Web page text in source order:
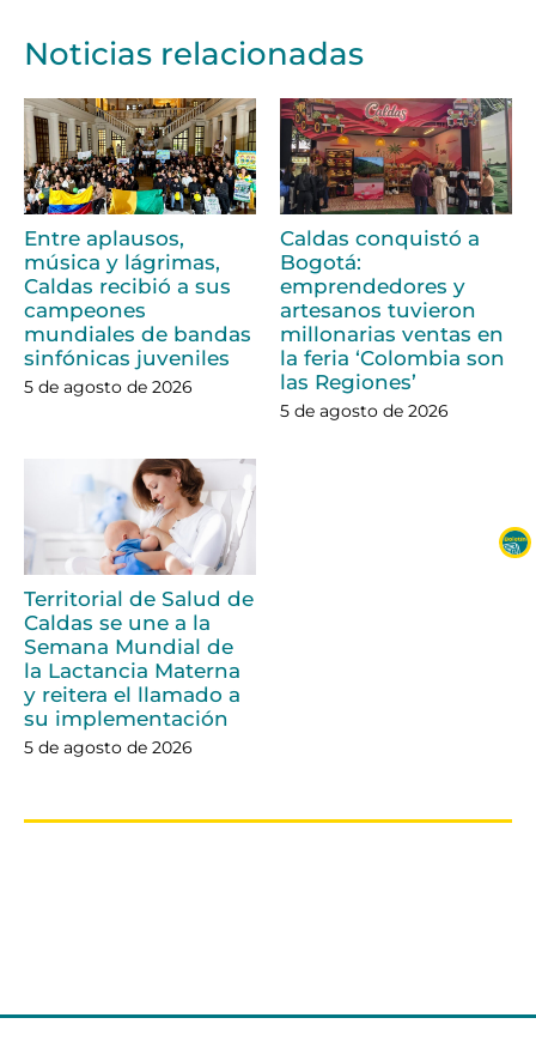
Noticias relacionadas
Entre aplausos,
música y lágrimas,
Caldas recibió a sus
campeones
mundiales de bandas
sinfónicas juveniles
5 de agosto de 2026
Caldas conquistó a
Bogotá:
emprendedores y
artesanos tuvieron
millonarias ventas en
la feria ‘Colombia son
las Regiones’
5 de agosto de 2026
Territorial de Salud de
Caldas se une a la
Semana Mundial de
la Lactancia Materna
y reitera el llamado a
su implementación
5 de agosto de 2026